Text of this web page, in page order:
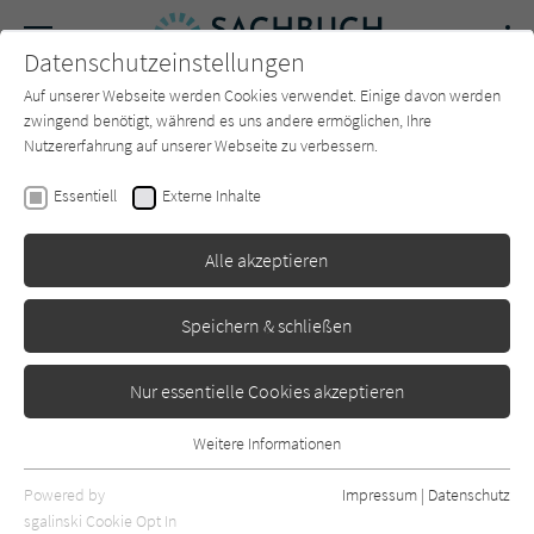
SUCHE Forum Charts Newsletter
Julia Schattauer
Erschienen: Juni 2023 0
Datenschutzeinstellungen
Auf unserer Webseite werden Cookies verwendet. Einige davon werden
zwingend benötigt, während es uns andere ermöglichen, Ihre
Nutzererfahrung auf unserer Webseite zu verbessern.
Essentiell Externe Inhalte
Alle akzeptieren
Speichern & schließen
Nur essentielle Cookies akzeptieren
Essentielle Cookies werden für grundlegende Funktionen der
Webseite benötigt. Dadurch ist gewährleistet, dass die Webseite
Weitere Informationen
Powered by
sgalinski Cookie Opt In
Impressum | Datenschutz